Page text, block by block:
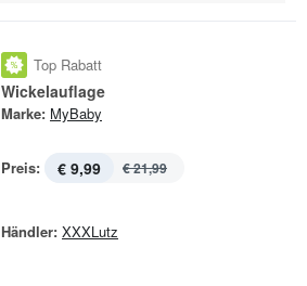
Top Rabatt
Wickelauflage
Marke: MyBaby
Preis: € 9,99 € 21,99
Händler: XXXLutz